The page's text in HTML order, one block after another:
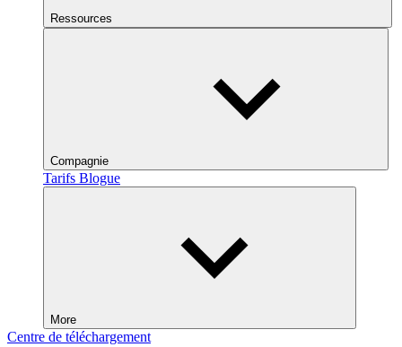
Ressources
Compagnie
Tarifs Blogue
More
Centre de téléchargement